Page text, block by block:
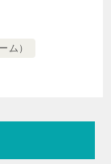
ム）